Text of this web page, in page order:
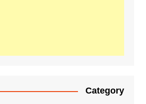
Category